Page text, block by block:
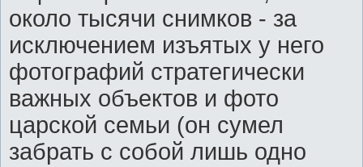
около тысячи снимков - за
исключением изъятых у него
фотографий стратегически
важных объектов и фото
царской семьи (он сумел
забрать с собой лишь одно